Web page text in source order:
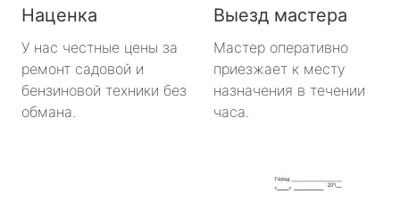
Вырица
Дружная Горка
Наценка
У нас честные цены за
ремонт садовой и
бензиновой техники без
обмана.
Выезд мастера
Мастер оперативно
приезжает к месту
назначения в течении
часа.